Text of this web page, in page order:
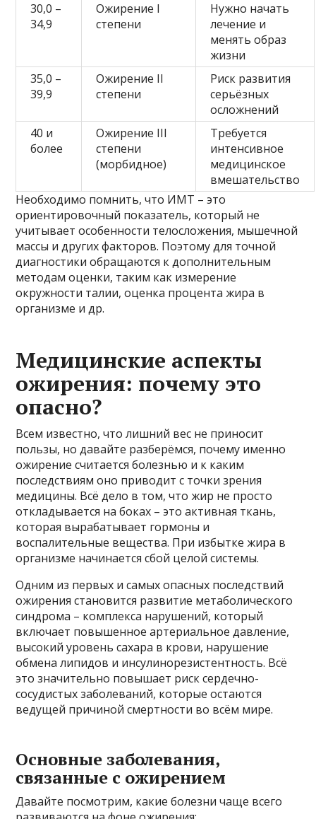
30,0 –
34,9
Ожирение I
степени
Нужно начать
лечение и
менять образ
жизни
35,0 –
39,9
Ожирение II
степени
Риск развития
серьёзных
осложнений
40 и
более
Ожирение III
степени
(морбидное)
Требуется
интенсивное
медицинское
вмешательство
Необходимо помнить, что ИМТ – это
ориентировочный показатель, который не
учитывает особенности телосложения, мышечной
массы и других факторов. Поэтому для точной
диагностики обращаются к дополнительным
методам оценки, таким как измерение
окружности талии, оценка процента жира в
организме и др.
Медицинские аспекты
ожирения: почему это
опасно?
Всем известно, что лишний вес не приносит
пользы, но давайте разберёмся, почему именно
ожирение считается болезнью и к каким
последствиям оно приводит с точки зрения
медицины. Всё дело в том, что жир не просто
откладывается на боках – это активная ткань,
которая вырабатывает гормоны и
воспалительные вещества. При избытке жира в
организме начинается сбой целой системы.
Одним из первых и самых опасных последствий
ожирения становится развитие метаболического
синдрома – комплекса нарушений, который
включает повышенное артериальное давление,
высокий уровень сахара в крови, нарушение
обмена липидов и инсулинорезистентность. Всё
это значительно повышает риск сердечно-
сосудистых заболеваний, которые остаются
ведущей причиной смертности во всём мире.
Основные заболевания,
связанные с ожирением
Давайте посмотрим, какие болезни чаще всего